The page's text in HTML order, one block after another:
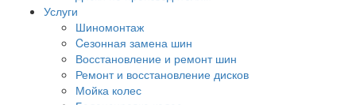
Услуги
Шиномонтаж
Cезонная замена шин
Восстановление и ремонт шин
Ремонт и восстановление дисков
Мойка колес